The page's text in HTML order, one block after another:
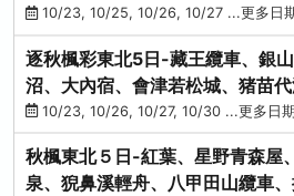
牡蠣10/23, 10/25, 10/26, 10/27 ...更多日
逐秋楓彩東北5日-藏王纜車、銀
沼、大內宿、會津若松城、猪苗
溪、松島海灣遊船
10/23, 10/26, 10/27, 10/30 ...更多日期
秋楓東北５日-紅葉、星野青森屋
泉、猊鼻溪輕舟、八甲田山纜車